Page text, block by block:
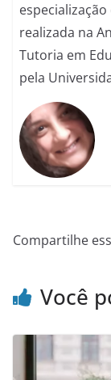
realizada na
Tutoria em
pela
Compartilhe
Você